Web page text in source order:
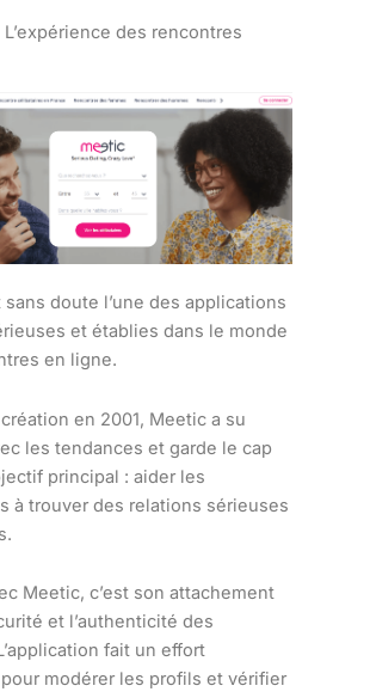
des rencontres
doute l’une des applications
et établies dans le monde
en ligne.
en 2001, Meetic a su
les tendances et garde le cap
principal : aider les
à trouver des relations sérieuses
Meetic, c’est son attachement
et l’authenticité des
fait un effort
modérer les profils et vérifier